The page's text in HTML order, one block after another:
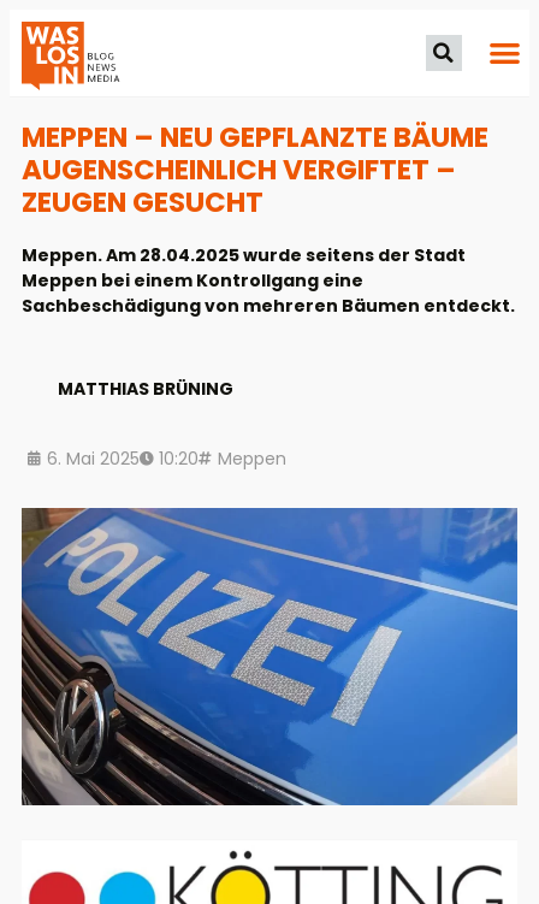
MEPPEN – NEU GEPFLANZTE BÄUME
AUGENSCHEINLICH VERGIFTET –
ZEUGEN GESUCHT
Meppen. Am 28.04.2025 wurde seitens der Stadt
Meppen bei einem Kontrollgang eine
Sachbeschädigung von mehreren Bäumen entdeckt.
MATTHIAS BRÜNING
6. Mai 2025 10:20 Meppen